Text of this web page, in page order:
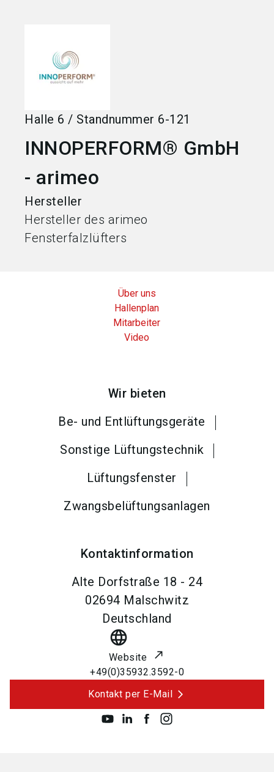
Halle 6 / Standnummer 6-121
INNOPERFORM® GmbH
- arimeo
Hersteller
Hersteller des arimeo
Fensterfalzlüfters
Über uns
Hallenplan
Mitarbeiter
Video
Wir bieten
Be- und Entlüftungsgeräte
Sonstige Lüftungstechnik
Lüftungsfenster
Zwangsbelüftungsanlagen
Kontaktinformation
Alte Dorfstraße 18 - 24
02694 Malschwitz
Deutschland
language
Website
+49(0)35932.3592-0
Kontakt per E-Mail